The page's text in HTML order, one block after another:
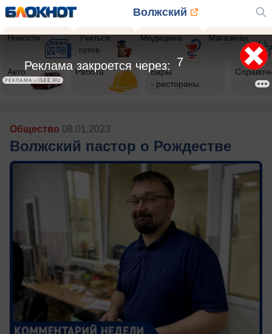
Волжский
Новости
Учиться
готов
Медицина Магазины
Авто Работа
Бары
- рестораны
Общество 08.01.2023
Волжский пастор о Рождестве
5
Реклама закроется через:
РЕКЛАМА • ISEE.RU